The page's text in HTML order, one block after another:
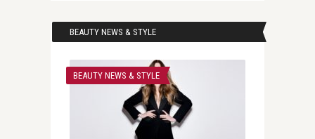
BEAUTY NEWS & STYLE
BEAUTY NEWS & STYLE